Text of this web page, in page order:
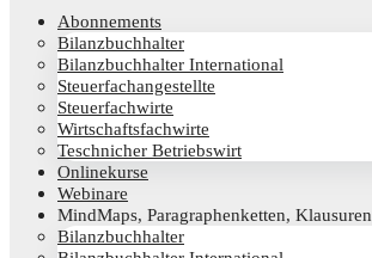
Abon­ne­ments
Bilanz­buch­hal­ter
Bilanz­buch­hal­ter International
Steu­er­fach­an­ge­stell­te
Steu­er­fach­wir­te
Wirt­schafts­fach­wir­te
Teschni­cher Betriebswirt
Online­kur­se
Web­i­na­re
Mind­Maps, Para­gra­phen­ket­ten, Klausuren
Bilanz­buch­hal­ter